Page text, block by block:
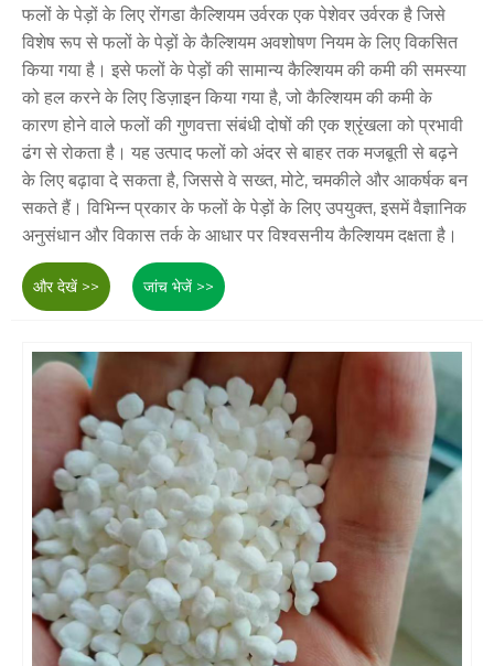
फलों के पेड़ों के लिए रोंगडा कैल्शियम उर्वरक एक पेशेवर उर्वरक है जिसे
विशेष रूप से फलों के पेड़ों के कैल्शियम अवशोषण नियम के लिए विकसित
किया गया है। इसे फलों के पेड़ों की सामान्य कैल्शियम की कमी की समस्या
को हल करने के लिए डिज़ाइन किया गया है, जो कैल्शियम की कमी के
कारण होने वाले फलों की गुणवत्ता संबंधी दोषों की एक श्रृंखला को प्रभावी
ढंग से रोकता है। यह उत्पाद फलों को अंदर से बाहर तक मजबूती से बढ़ने
के लिए बढ़ावा दे सकता है, जिससे वे सख्त, मोटे, चमकीले और आकर्षक बन
सकते हैं। विभिन्न प्रकार के फलों के पेड़ों के लिए उपयुक्त, इसमें वैज्ञानिक
अनुसंधान और विकास तर्क के आधार पर विश्वसनीय कैल्शियम दक्षता है।
और देखें >> जांच भेजें >>